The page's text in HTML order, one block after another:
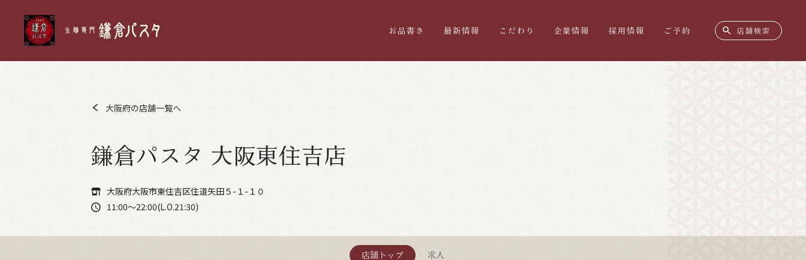
お品書き 最新情報 こだわり 企業情報 採用情報 ご予約 search 店舗検索
大阪府の店舗一覧へ
鎌倉パスタ 大阪東住吉店
大阪府大阪市東住吉区住道矢田５-１-１０
11:00～22:00(L.O.21:30)
店舗トップ 求人